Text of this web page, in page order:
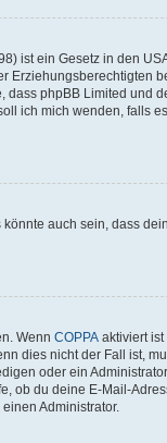
ist ein Gesetz in den
Erziehungsberechtigten
dass phpBB Limited und
ich mich wenden, falls
auch sein, dass
Wenn COPPA aktiviert
dies nicht der Fall ist,
oder ein
ob du deine E-Mail-
Administrator.